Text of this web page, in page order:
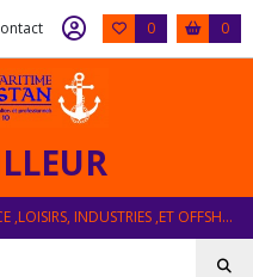
0 0
EQUIPEMENT BATEAU , PÊCHE , PLAISANCE ,LOISIRS, INDUSTRIES ,ET OFFSHORE